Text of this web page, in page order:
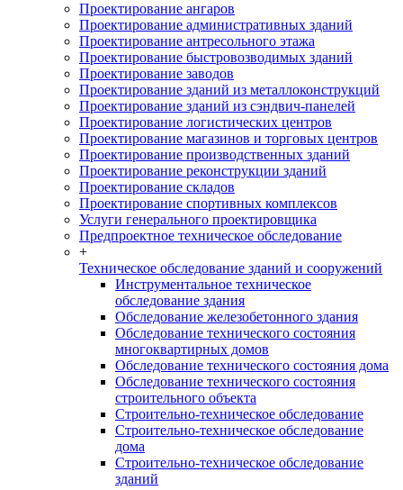
Проектирование ангаров
Проектирование административных зданий
Проектирование антресольного этажа
Проектирование быстровозводимых зданий
Проектирование заводов
Проектирование зданий из металлоконструкций
Проектирование зданий из сэндвич-панелей
Проектирование логистических центров
Проектирование магазинов и торговых центров
Проектирование производственных зданий
Проектирование реконструкции зданий
Проектирование складов
Проектирование спортивных комплексов
Услуги генерального проектировщика
Предпроектное техническое обследование
+
Техническое обследование зданий и сооружений
Инструментальное техническое
обследование здания
Обследование железобетонного здания
Обследование технического состояния
многоквартирных домов
Обследование технического состояния дома
Обследование технического состояния
строительного объекта
Строительно-техническое обследование
Строительно-техническое обследование
дома
Строительно-техническое обследование
зданий